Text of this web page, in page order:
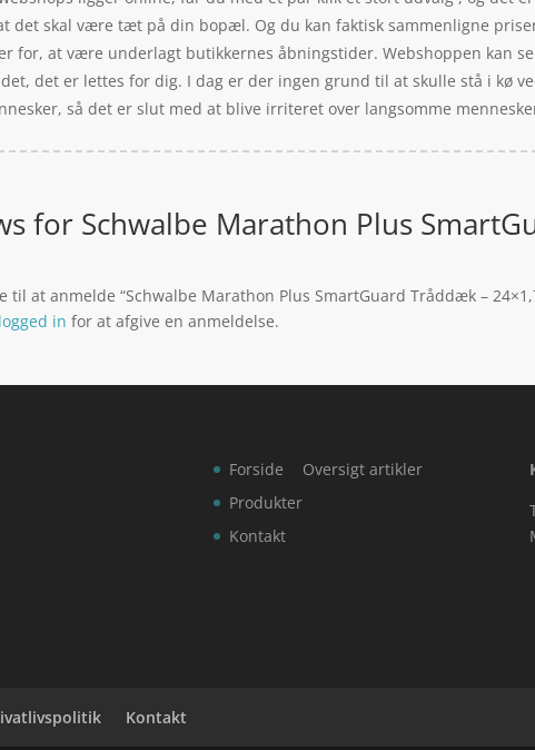
det skal være tæt på din bopæl. Og du kan faktisk sammenligne
for, at være underlagt butikkernes åbningstider. Webshoppen kan
det er lettes for dig. I dag er der ingen grund til at skulle stå i kø
så det er slut med at blive irriteret over langsomme
for Schwalbe Marathon Plus
til at anmelde “Schwalbe Marathon Plus SmartGuard Tråddæk –
logged in for at afgive en anmeldelse.
Forside
Produkter
Kontakt
Oversigt artikler
Kontakt